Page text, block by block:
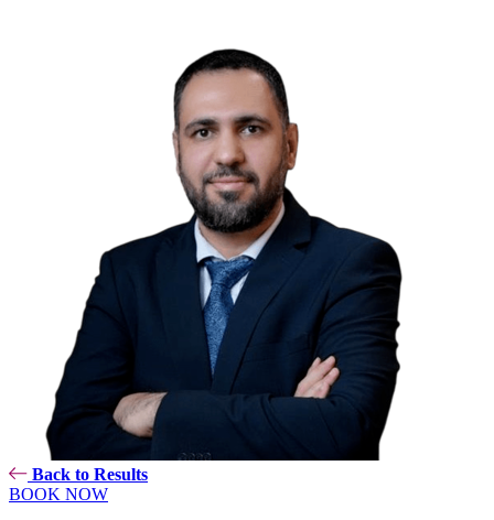
Back to Results
BOOK NOW